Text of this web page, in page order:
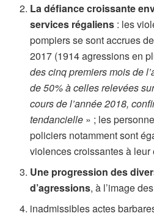
La défiance croissante
services régaliens : les
pompiers se sont accrues
2017 (1914 agressions en
des cinq premiers mois de
de 50% à celles relevées
cours de l’année 2018,
tendancielle » ; les
policiers notamment sont
violences croissantes à leur
Une progression des
d’agressions, à l’image des
inadmissibles actes